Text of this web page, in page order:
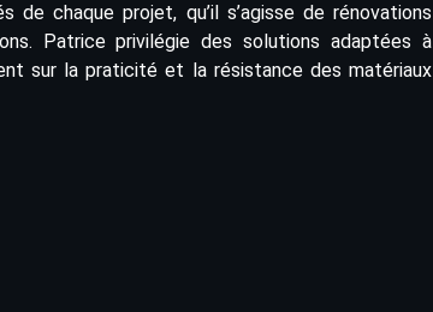
de chaque projet, qu’il s’agisse de rénovations
Patrice privilégie des solutions adaptées à
sur la praticité et la résistance des matériaux